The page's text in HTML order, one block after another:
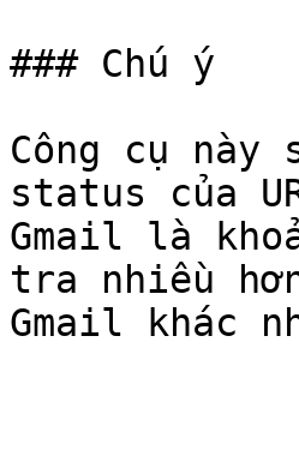
### Chú ý
Công cụ
status của
Gmail là
tra nhiều